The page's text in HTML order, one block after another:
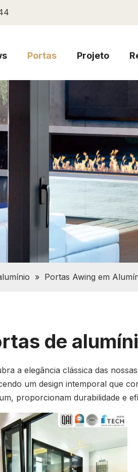
Portas Projeto
» Portas Awing em
de
a elegância clássica das
um design intemporal que
proporcionam durabilidade e